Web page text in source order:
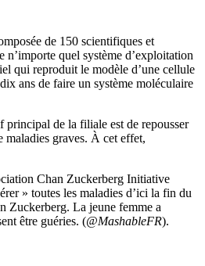
de 150 scientifiques et
quel système d’exploitation
qui reproduit le modèle d’une cellule
ans de faire un système moléculaire
principal de la filiale est de repousser
maladies graves. À cet effet,
Chan Zuckerberg Initiative
» toutes les maladies d’ici la fin du
Zuckerberg. La jeune femme a
être guéries. (@MashableFR).